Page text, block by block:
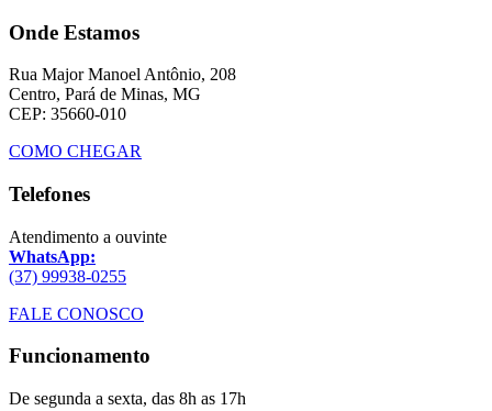
Onde Estamos
Rua Major Manoel Antônio, 208
Centro, Pará de Minas, MG
CEP: 35660-010
COMO CHEGAR
Telefones
Atendimento a ouvinte
WhatsApp:
(37) 99938-0255
FALE CONOSCO
Funcionamento
De segunda a sexta, das 8h as 17h